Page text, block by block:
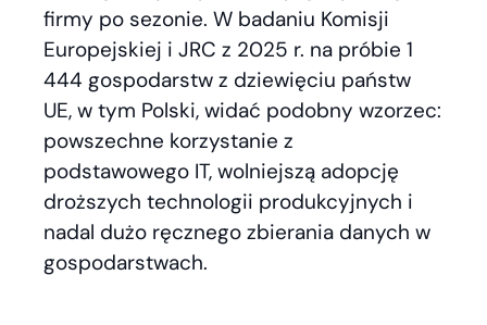
firmy po sezonie. W badaniu Komisji
Europejskiej i JRC z 2025 r. na próbie 1
444 gospodarstw z dziewięciu państw
UE, w tym Polski, widać podobny wzorzec:
powszechne korzystanie z
podstawowego IT, wolniejszą adopcję
droższych technologii produkcyjnych i
nadal dużo ręcznego zbierania danych w
gospodarstwach.